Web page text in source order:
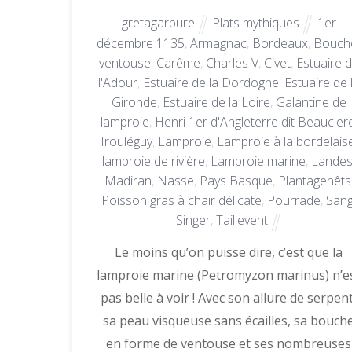
gretagarbure Plats mythiques
1er
décembre 1135, Armagnac, Bordeaux,
ventouse, Carême, Charles V, Civet, Estuaire
l'Adour, Estuaire de la Dordogne, Estuaire de
Gironde, Estuaire de la Loire, Galantine de
lamproie, Henri 1er d'Angleterre dit
Irouléguy, Lamproie, Lamproie à la
lamproie de rivière, Lamproie marine, Landes
Madiran, Nasse, Pays Basque, Plantagenêts
Poisson gras à chair délicate, Pourrade,
Singer, Taillevent
Le moins qu’on puisse dire, c’est que la
lamproie marine (Petromyzon marinus)
pas belle à voir ! Avec son allure de
sa peau visqueuse sans écailles, sa
en forme de ventouse et ses nombreuses